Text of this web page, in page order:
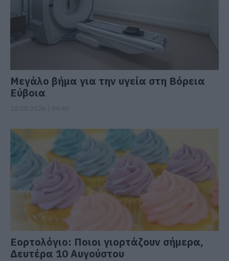
Μεγάλο βήμα για την υγεία στη Βόρεια
Εύβοια
Εορτολόγιο: Ποιοι γιορτάζουν σήμερα,
Δευτέρα 10 Αυγούστου